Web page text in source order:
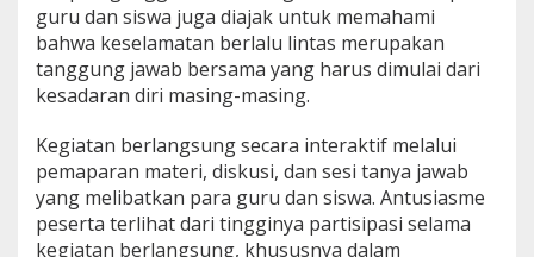
l
M
a
n
guru dan siswa juga diajak untuk memahami
bahwa keselamatan berlalu lintas merupakan
tanggung jawab bersama yang harus dimulai dari
kesadaran diri masing-masing.
Kegiatan berlangsung secara interaktif melalui
pemaparan materi, diskusi, dan sesi tanya jawab
yang melibatkan para guru dan siswa. Antusiasme
peserta terlihat dari tingginya partisipasi selama
kegiatan berlangsung, khususnya dalam